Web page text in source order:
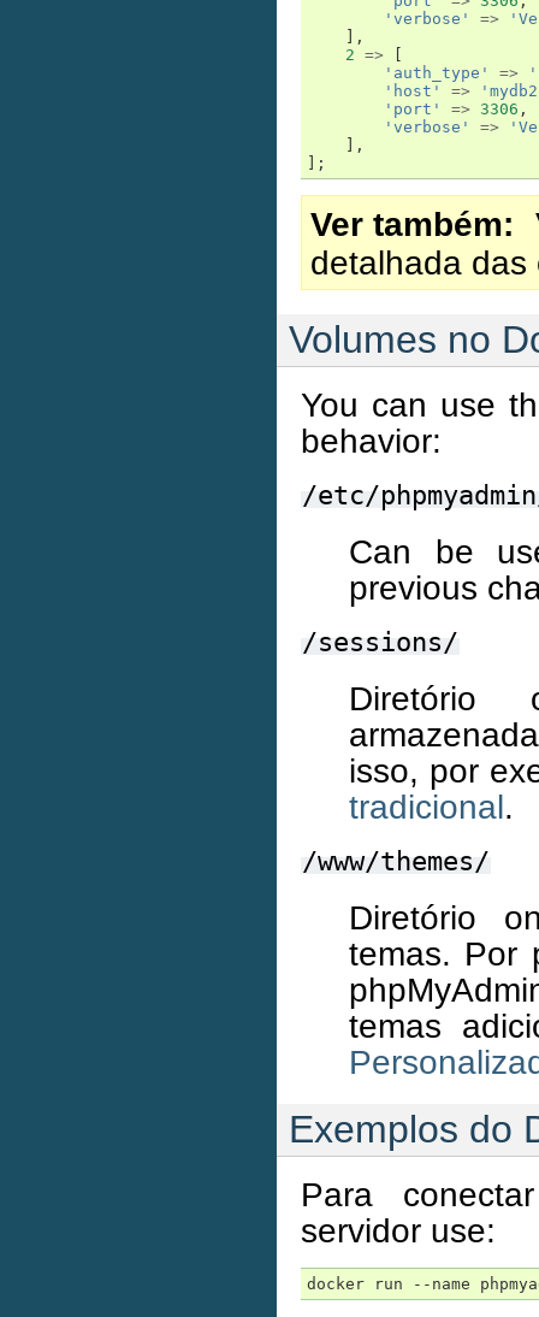
'verbose'
=>
],
2 =>
'auth_type'
=>
'host'
=>
'port'
=> 3306 ,
'verbose'
=>
],
];
Ver também
detalhada
Volumes no
You can use
behavior:
/etc/
Can be
previous
/sessions/
isso, por
tradicional.
/www/themes/
Diretório
temas. Por
temas
Exemplos do
Para
servidor use:
docker run --name